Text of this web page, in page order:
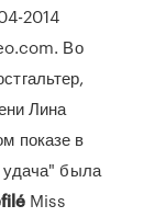
2014
Во
Лина
показе в
удача" была
Miss